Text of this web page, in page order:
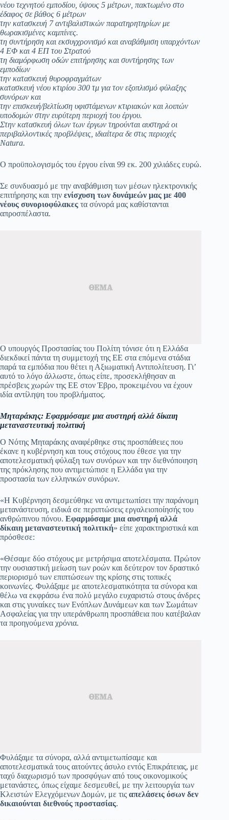
νέου τεχνητού εμποδίου, ύψους 5 μέτρων, πακτωμένο στο
έδαφος σε βάθος 6 μέτρων
την κατασκευή 7 αντιβαλιστικών παρατηρητηρίων με
θωρακισμένες καμπίνες.
τη συντήρηση και εκσυγχρονισμό και αναβάθμιση υπαρχόντων
4 ΕΦ και 4 ΕΠ του Στρατού
τη διαμόρφωση οδών επιτήρησης και συντήρησης των
εμποδίων
την κατασκευή θυροφραγμάτων
κατασκευή νέου κτιρίου 300 τμ για τον εξοπλισμό φύλαξης
συνόρων και
την επισκευή/βελτίωση υφιστάμενων κτιριακών και λοιπών
υποδομών στην ευρύτερη περιοχή του έργου.
Στην κατασκευή όλων των έργων τηρούνται αυστηρά οι
περιβαλλοντικές προβλέψεις, ιδιαίτερα δε στις περιοχές
Natura.
Ο προϋπολογισμός του έργου είναι 99 εκ. 200 χιλιάδες ευρώ.
Σε συνδυασμό με την αναβάθμιση των μέσων ηλεκτρονικής
επιτήρησης και την ενίσχυση των δυνάμεών μας με 400
νέους συνοριοφύλακες τα σύνορά μας καθίστανται
απροσπέλαστα.
Ο υπουργός Προστασίας του Πολίτη τόνισε ότι η Ελλάδα
διεκδικεί πάντα τη συμμετοχή της ΕΕ στα επόμενα στάδια
παρά τα εμπόδια που θέτει η Αξιωματική Αντιπολίτευση. Γι’
αυτό το λόγο άλλωστε, όπως είπε, προσεκλήθησαν αι
πρέσβεις χωρών της ΕΕ στον Έβρο, προκειμένου να έχουν
ιδία αντίληψη του προβλήματος.
Μηταράκης: Εφαρμόσαμε μια αυστηρή αλλά δίκαιη
μεταναστευτική πολιτική
O Nότης Μηταράκης αναφέρθηκε στις προσπάθειες που
έκανε η κυβέρνηση και τους στόχους που έθεσε για την
αποτελεσματική φύλαξη των συνόρων και την διεθνόποιηση
της πρόκλησης που αντιμετώπισε η Ελλάδα για την
προστασία των ελληνικών συνόρων.
«Η Κυβέρνηση δεσμεύθηκε να αντιμετωπίσει την παράνομη
μετανάστευση, ειδικά σε περιπτώσεις εργαλειοποίησής του
ανθρώπινου πόνου. Εφαρμόσαμε μια αυστηρή αλλά
δίκαιη μεταναστευτική πολιτική» είπε χαρακτηριστικά και
πρόσθεσε:
«Θέσαμε δύο στόχους με μετρήσιμα αποτελέσματα. Πρώτον
την ουσιαστική μείωση των ροών και δεύτερον τον δραστικό
περιορισμό των επιπτώσεων της κρίσης στις τοπικές
κοινωνίες. Φυλάξαμε με αποτελεσματικότητα τα σύνορα και
θέλω να εκφράσω ένα πολύ μεγάλο ευχαριστώ στους άνδρες
και στις γυναίκες των Ενόπλων Δυνάμεων και των Σωμάτων
Ασφαλείας για την υπεράνθρωπη προσπάθεια που κατέβαλαν
τα προηγούμενα χρόνια.
Φυλάξαμε τα σύνορα, αλλά αντιμετωπίσαμε και
αποτελεσματικά τους αιτούντες άσυλο εντός Επικράτειας, με
ταχύ διαχωρισμό των προσφύγων από τους οικονομικούς
μετανάστες, όπως είχαμε δεσμευθεί, με την λειτουργία των
Κλειστών Ελεγχόμενων Δομών, με τις απελάσεις όσων δεν
δικαιούνται διεθνούς προστασίας.